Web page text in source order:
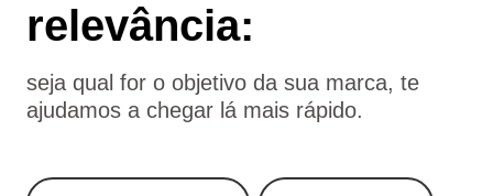
relevância:
seja qual for o objetivo da sua marca, te
ajudamos a chegar lá mais rápido.